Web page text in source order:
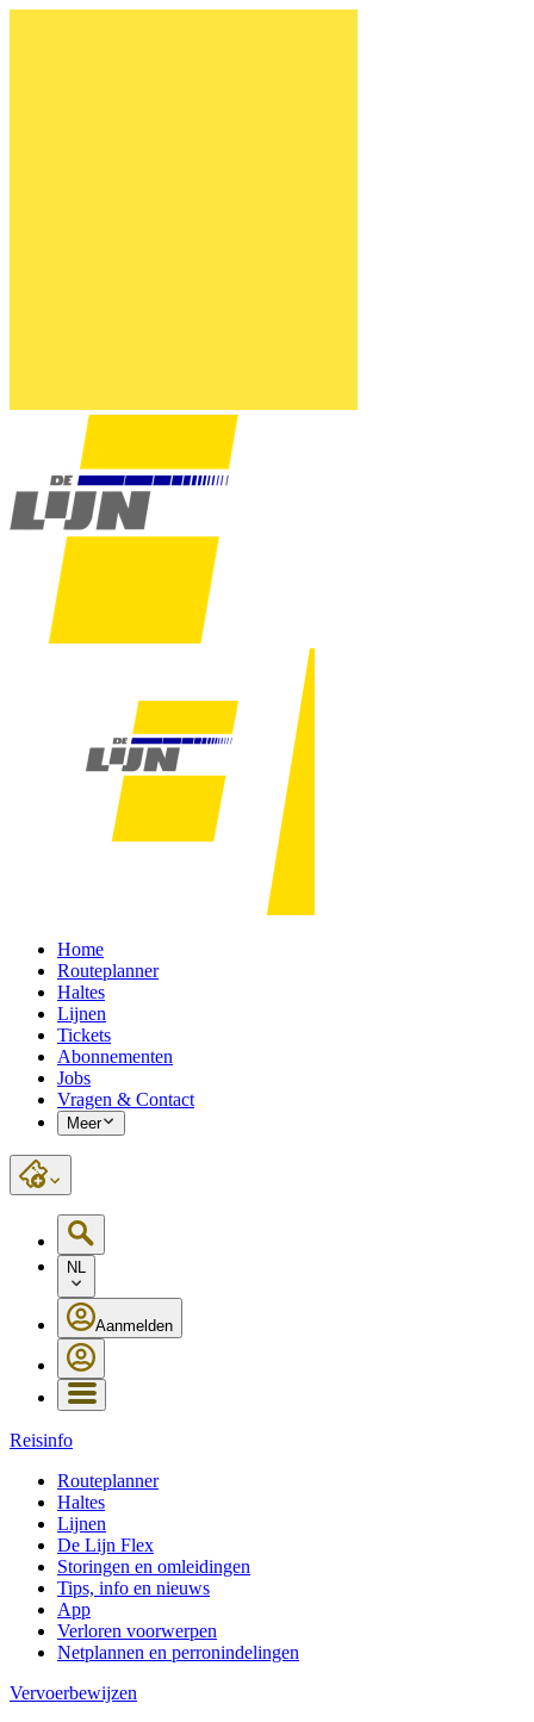
Home
Routeplanner
Haltes
Lijnen
Tickets
Abonnementen
Jobs
Vragen & Contact
Meer
NL
Aanmelden
Reisinfo
Routeplanner
Haltes
Lijnen
De Lijn Flex
Storingen en omleidingen
Tips, info en nieuws
App
Verloren voorwerpen
Netplannen en perronindelingen
Vervoerbewijzen